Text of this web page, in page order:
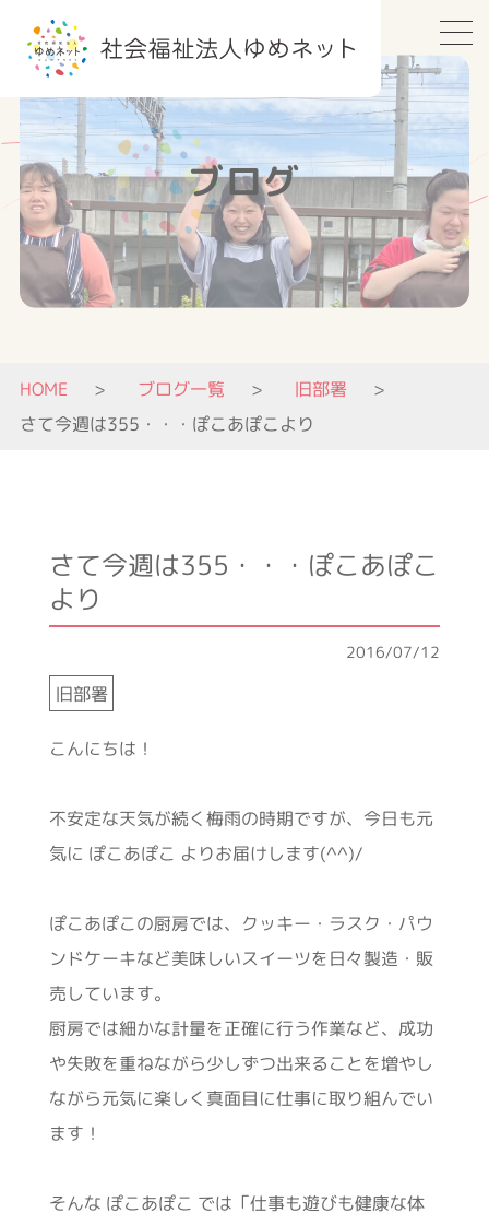
ブログ
HOME ブログ一覧
旧部署
さて今週は355・・・ぽこあぽこより
さて今週は355・・・ぽこあぽこ
より
旧部署
2016/07/12
こんにちは！
不安定な天気が続く梅雨の時期ですが、今日も元
気に ぽこあぽこ よりお届けします(^^)/
ぽこあぽこの厨房では、クッキー・ラスク・パウ
ンドケーキなど美味しいスイーツを日々製造・販
売しています。
厨房では細かな計量を正確に行う作業など、成功
や失敗を重ねながら少しずつ出来ることを増やし
ながら元気に楽しく真面目に仕事に取り組んでい
ます！
そんな ぽこあぽこ では「仕事も遊びも健康な体